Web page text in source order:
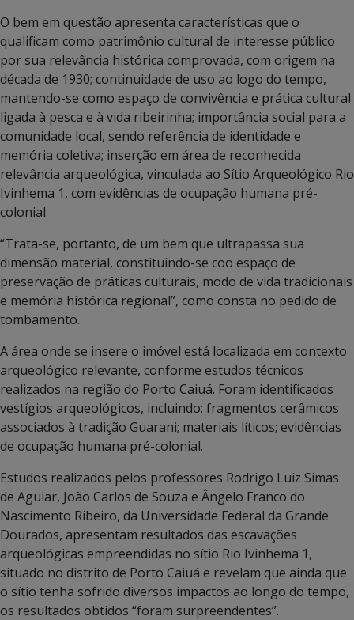
O bem em questão apresenta características que o
qualificam como patrimônio cultural de interesse público
por sua relevância histórica comprovada, com origem na
década de 1930; continuidade de uso ao logo do tempo,
mantendo-se como espaço de convivência e prática cultural
ligada à pesca e à vida ribeirinha; importância social para a
comunidade local, sendo referência de identidade e
memória coletiva; inserção em área de reconhecida
relevância arqueológica, vinculada ao Sítio Arqueológico Rio
Ivinhema 1, com evidências de ocupação humana pré-
colonial.
“Trata-se, portanto, de um bem que ultrapassa sua
dimensão material, constituindo-se coo espaço de
preservação de práticas culturais, modo de vida tradicionais
e memória histórica regional”, como consta no pedido de
tombamento.
A área onde se insere o imóvel está localizada em contexto
arqueológico relevante, conforme estudos técnicos
realizados na região do Porto Caiuá. Foram identificados
vestígios arqueológicos, incluindo: fragmentos cerâmicos
associados à tradição Guarani; materiais líticos; evidências
de ocupação humana pré-colonial.
Estudos realizados pelos professores Rodrigo Luiz Simas
de Aguiar, João Carlos de Souza e Ângelo Franco do
Nascimento Ribeiro, da Universidade Federal da Grande
Dourados, apresentam resultados das escavações
arqueológicas empreendidas no sítio Rio Ivinhema 1,
situado no distrito de Porto Caiuá e revelam que ainda que
o sítio tenha sofrido diversos impactos ao longo do tempo,
os resultados obtidos “foram surpreendentes”.